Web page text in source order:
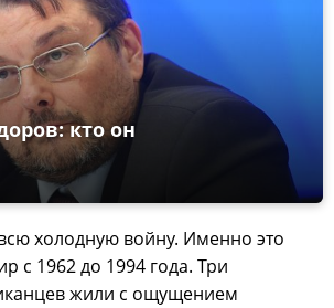
кто он
холодную войну. Именно это
с 1962 до 1994 года. Три
жили с ощущением